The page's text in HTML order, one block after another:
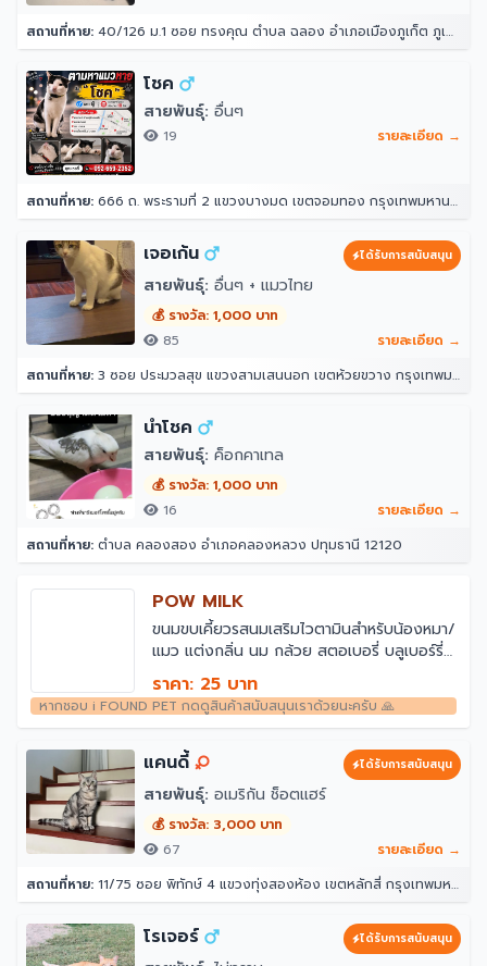
สถานที่หาย: 40/126 ม.1 ซอย ทรงคุณ ตำบล ฉลอง อำเภอเมืองภูเก็ต ภูเก็ต 83000
โชค
สายพันธุ์: อื่นๆ
19 รายละเอียด →
สถานที่หาย: 666 ถ. พระรามที่ 2 แขวงบางมด เขตจอมทอง กรุงเทพมหานคร 10150
เจอเก้น ได้รับการสนับสนุน
สายพันธุ์: อื่นๆ + แมวไทย
💰 รางวัล: 1,000 บาท
85
รายละเอียด →
สถานที่หาย: 3 ซอย ประมวลสุข แขวงสามเสนนอก เขตห้วยขวาง กรุงเทพมหานคร 10320
นำโชค
สายพันธุ์: ค็อกคาเทล
💰 รางวัล: 1,000 บาท
16
รายละเอียด →
สถานที่หาย: ตำบล คลองสอง อำเภอคลองหลวง ปทุมธานี 12120
POW MILK
ขนมขบเคี้ยวรสนมเสริมไวตามินสำหรับน้องหมา/
แมว แต่งกลิ่น นม กล้วย สตอเบอรี่ บลูเบอร์รี่
ผลไม้รวม ตับ และปลาแซลมอน
ราคา: 25 บาท
หากชอบ i FOUND PET กดดูสินค้าสนับสนุนเราด้วยนะครับ 🙏
แคนดี้ ได้รับการสนับสนุน
สายพันธุ์: อเมริกัน ช็อตแฮร์
💰 รางวัล: 3,000 บาท
67
รายละเอียด →
สถานที่หาย: 11/75 ซอย พิทักษ์ 4 แขวงทุ่งสองห้อง เขตหลักสี่ กรุงเทพมหานคร 10210
โรเจอร์ ได้รับการสนับสนุน